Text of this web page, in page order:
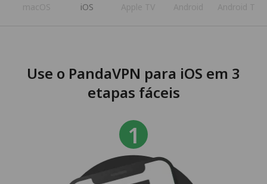
macOS iOS Apple TV Android Android TV
Use o PandaVPN para iOS em 3
etapas fáceis